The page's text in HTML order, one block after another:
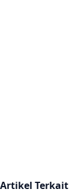
Artikel Terkait